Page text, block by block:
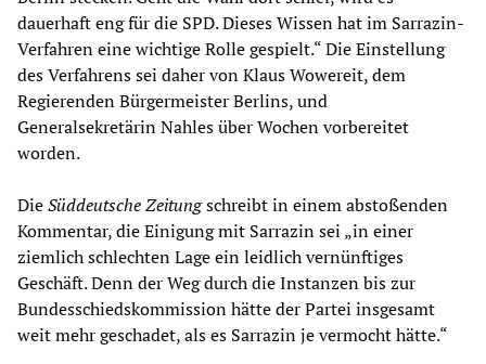
dauerhaft eng für die SPD. Dieses Wissen hat im Sarrazin-
Verfahren eine wichtige Rolle gespielt.“ Die Einstellung
des Verfahrens sei daher von Klaus Wowereit, dem
Regierenden Bürgermeister Berlins, und
Generalsekretärin Nahles über Wochen vorbereitet
worden.
DieSüddeutsche Zeitungschreibt in einem abstoßenden
Kommentar, die Einigung mit Sarrazin sei „in einer
ziemlich schlechten Lage ein leidlich vernünftiges
Geschäft. Denn der Weg durch die Instanzen bis zur
Bundesschiedskommission hätte der Partei insgesamt
weit mehr geschadet, als es Sarrazin je vermocht hätte.“